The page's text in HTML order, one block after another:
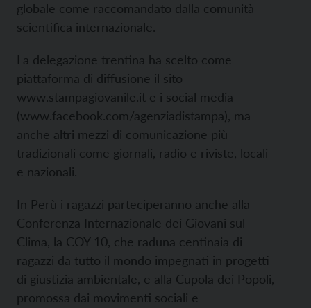
globale come raccomandato dalla comunità
scientifica internazionale.
La delegazione trentina ha scelto come
piattaforma di diffusione il sito
www.stampagiovanile.it e i social media
(www.facebook.com/agenziadistampa), ma
anche altri mezzi di comunicazione più
tradizionali come giornali, radio e riviste, locali
e nazionali.
In Perù i ragazzi parteciperanno anche alla
Conferenza Internazionale dei Giovani sul
Clima, la COY 10, che raduna centinaia di
ragazzi da tutto il mondo impegnati in progetti
di giustizia ambientale, e alla Cupola dei Popoli,
promossa dai movimenti sociali e